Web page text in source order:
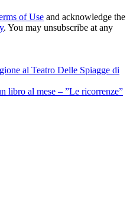
of Use and acknowledge the
. You may unsubscribe at any
al Teatro Delle Spiagge di
libro al mese – ”Le ricorrenze”